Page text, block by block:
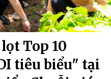
Top 10
tiêu biểu" tại